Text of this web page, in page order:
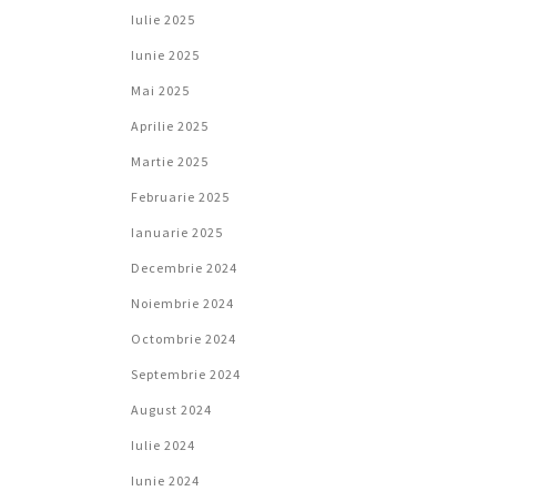
Iulie 2025
Iunie 2025
Mai 2025
Aprilie 2025
Martie 2025
Februarie 2025
Ianuarie 2025
Decembrie 2024
Noiembrie 2024
Octombrie 2024
Septembrie 2024
August 2024
Iulie 2024
Iunie 2024